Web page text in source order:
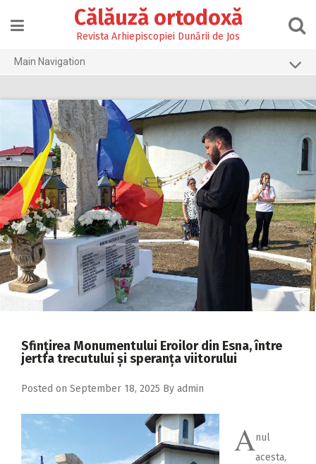
content
Călăuză ortodoxă
Revista Arhiepiscopiei Dunării de Jos
Main Navigation
2026
2025
2024
2023
2022
2021
2020
2019
2017
2013
Sfințirea Monumentului Eroilor din Esna, între
jertfa trecutului și speranța viitorului
Posted on September 18, 2025 By admin
Anul
acesta,